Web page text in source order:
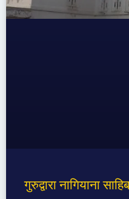
गुरुद्वारा नागियाना साहिब